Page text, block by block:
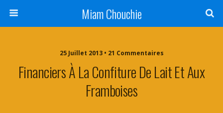
Miam Chouchie
25 Juillet 2013 • 21 Commentaires
Financiers À La Confiture De Lait Et Aux
Framboises